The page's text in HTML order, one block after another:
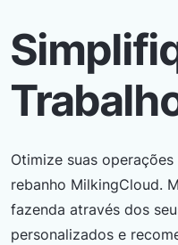
Otimize suas
rebanho MilkingCloud.
fazenda através dos
personalizados e